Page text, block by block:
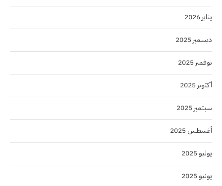
يناير 2026
ديسمبر 2025
نوفمبر 2025
أكتوبر 2025
سبتمبر 2025
أغسطس 2025
يوليو 2025
يونيو 2025